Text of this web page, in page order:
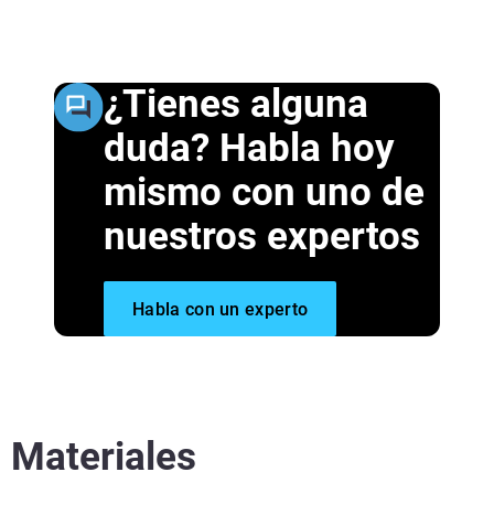
¿Tienes alguna
duda? Habla hoy
mismo con uno de
nuestros expertos
Habla con un experto
Materiales